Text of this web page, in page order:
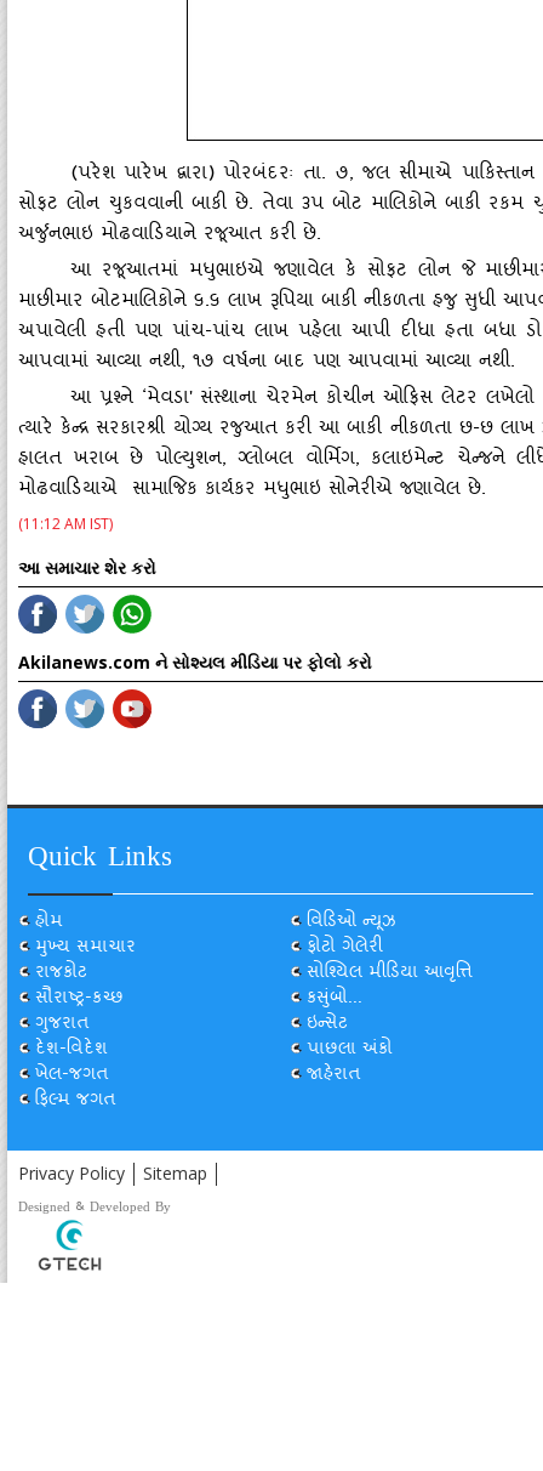
(પરેશ પારેખ દ્વારા) પોરબંદરઃ તા. ૭, જલ સીમાએ પાકિસ્‍તાન
સોફટ લોન ચુકવવાની બાકી છે. તેવા ૩પ બોટ માલિકોને બાકી રકમ
અર્જુનભાઇ મોઢવાડિયાને રજૂઆત કરી છે.
આ રજૂઆતમાં મધુભાઇએ જણાવેલ કે સોફટ લોન જે માછીમાર
માછીમાર બોટમાલિકોને ૬.૬ લાખ રૂપિયા બાકી નીકળતા હજુ સુધી
અપાવેલી હતી પણ પાંચ-પાંચ લાખ પહેલા આપી દીધા હતા બધા
આપવામાં આવ્‍યા નથી, ૧૭ વર્ષના બાદ પણ આપવામાં આવ્‍યા નથી.
આ પ્રશ્‍ને ‘મેવડા' સંસ્‍થાના ચેરમેન કોચીન ઓફિસ લેટર લખેલો
ત્‍યારે કેન્‍દ્ર સરકારશ્રી યોગ્‍ય રજુઆત કરી આ બાકી નીકળતા છ-છ
હાલત ખરાબ છે પોલ્‍યુશન, ગ્‍લોબલ વોર્મિગ, કલાઇમેન્‍ટ ચેન્‍જને
મોઢવાડિયાએ સામાજિક કાર્યકર મધુભાઇ સોનેરીએ જણાવેલ છે.
(11:12 AM IST)
આ સમાચાર શેર કરો
Akilanews.com ને સોશ્યલ મીડિયા પર ફોલો કરો
Quick Links
હોમ
મુખ્ય સમાચાર
રાજકોટ
સૌરાષ્ટ્ર-કચ્છ
ગુજરાત
દેશ-વિદેશ
ખેલ-જગત
ફિલ્મ જગત
વિડિઓ ન્યૂઝ
ફોટો ગેલેરી
સોશ્યિલ મીડિયા આવૃત્તિ
કસુંબો...
ઇન્સેટ
પાછલા અંકો
જાહેરાત
Privacy Policy Sitemap
Designed & Developed By